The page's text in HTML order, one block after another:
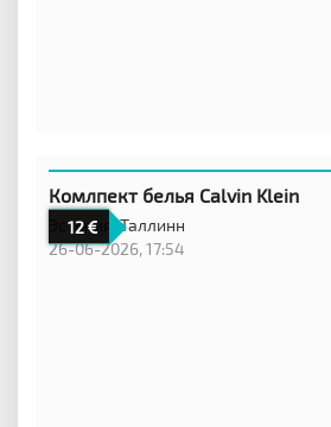
12
Комлпект белья Calvin Klein
Эстония,Таллинн
26-06-2026, 17:54